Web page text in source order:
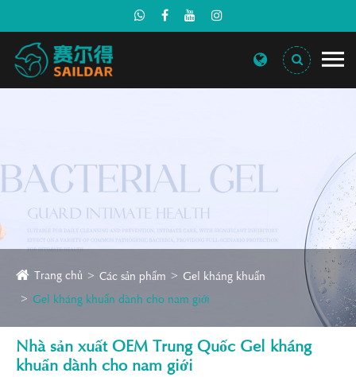
Trang chủ Các sản phẩm
Gel kháng khuẩn
Gel kháng khuẩn dành cho nam giới
Nhà sản xuất OEM Trung Quốc Gel kháng
khuẩn dành cho nam giới